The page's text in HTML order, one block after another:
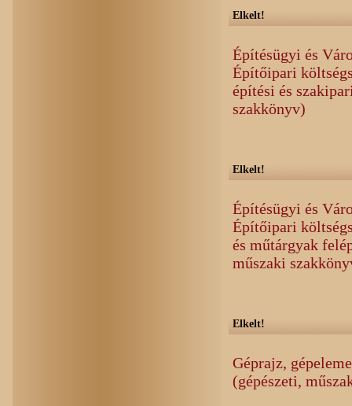
Elkelt!
Építésügyi és
Építőipari
építési és
szakkönyv)
Elkelt!
Építésügyi és
Építőipari
és műtárgyak
műszaki
Elkelt!
Géprajz,
(gépészeti,